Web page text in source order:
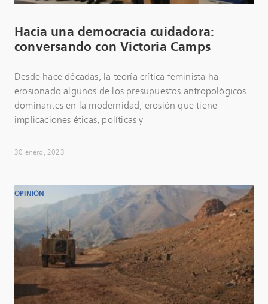
Hacia una democracia cuidadora:
conversando con Victoria Camps
Desde hace décadas, la teoría crítica feminista ha
erosionado algunos de los presupuestos antropológicos
dominantes en la modernidad, erosión que tiene
implicaciones éticas, políticas y
30 enero, 2023
OPINIÓN